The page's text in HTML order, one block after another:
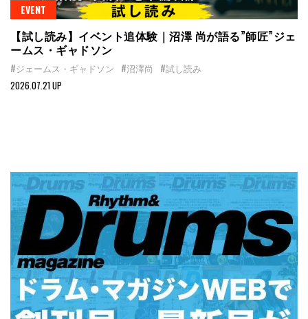
EVENT
【試し読み】イベント追体験｜沼澤 尚が語る”師匠”ジェ
ームス・ギャドソン
#ジェームス・ギャドソン #沼澤尚
#試し読み
2026.07.21 UP